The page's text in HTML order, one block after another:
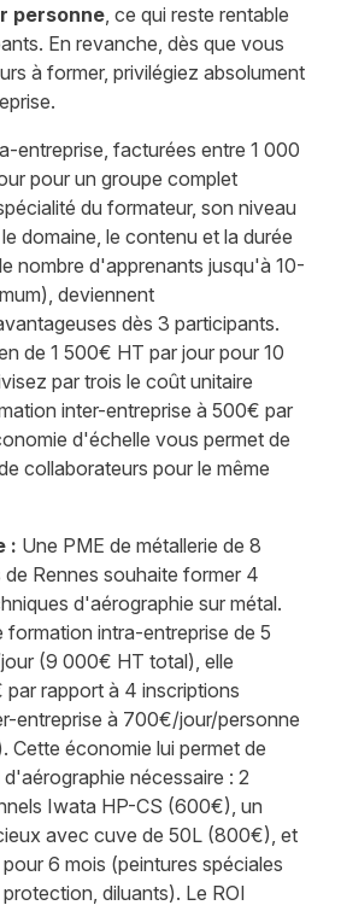
personne, ce qui reste rentable
En revanche, dès que vous
à former, privilégiez absolument
entreprise, facturées entre 1 000
pour un groupe complet
du formateur, son niveau
domaine, le contenu et la durée
nombre d'apprenants jusqu'à 10-
deviennent
dès 3 participants.
de 1 500€ HT par jour pour 10
par trois le coût unitaire
inter-entreprise à 500€ par
d'échelle vous permet de
collaborateurs pour le même
: Une PME de métallerie de 8
de Rennes souhaite former 4
d'aérographie sur métal.
formation intra-entreprise de 5
(9 000€ HT total), elle
rapport à 4 inscriptions
entreprise à 700€/jour/personne
Cette économie lui permet de
nécessaire : 2
Iwata HP-CS (600€), un
avec cuve de 50L (800€), et
6 mois (peintures spéciales
diluants). Le ROI